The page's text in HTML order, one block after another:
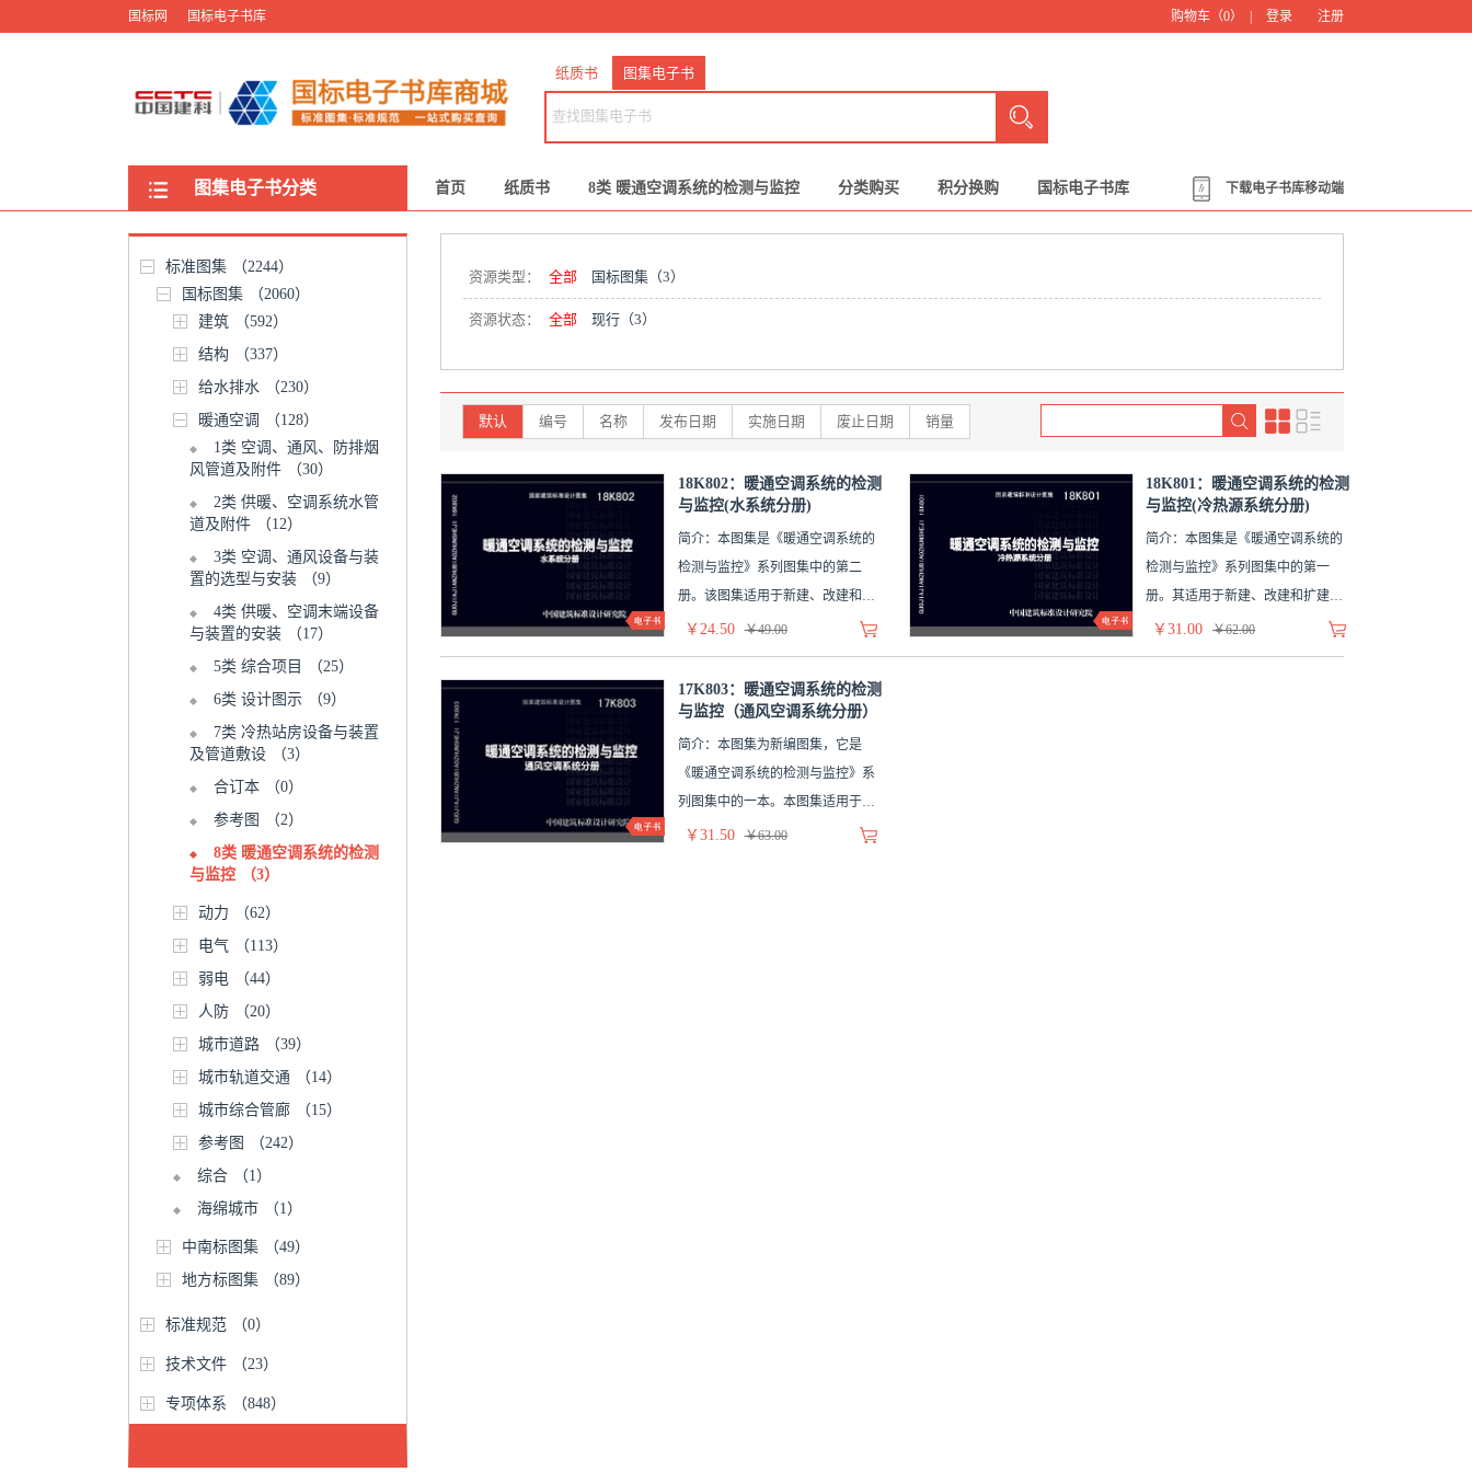
国标网 国标电子书库 购物车（0） | 登录 注册
纸质书 图集电子书
图集电子书分类 首页 纸质书 8类 暖通空调系统的检测与监控 分类购买 积分换购 国标电子书库 下载电子书库移动端
标准图集
（2244）
国标图集
（2060）
建筑
（592）
结构
（337）
给水排水
（230）
暖通空调
（128）
1类 空调、通风、防排烟
风管道及附件
（30）
2类 供暖、空调系统水管
道及附件
（12）
3类 空调、通风设备与装
置的选型与安装
（9）
4类 供暖、空调末端设备
与装置的安装
（17）
5类 综合项目
（25）
6类 设计图示
（9）
7类 冷热站房设备与装置
及管道敷设
（3）
合订本
（0）
参考图
（2）
8类 暖通空调系统的检测
与监控
（3）
动力
（62）
电气
（113）
弱电
（44）
人防
（20）
城市道路
（39）
城市轨道交通
（14）
城市综合管廊
（15）
参考图
（242）
综合
（1）
海绵城市
（1）
中南标图集
（49）
地方标图集
（89）
标准规范 （0）
技术文件 （23）
专项体系 （848）
资源类型： 全部 国标图集 （3）
资源状态： 全部 现行 （3）
默认 编号 名称 发布日期 实施日期 废止日期 销量
18K802：暖通空调系统的检测
与监控(水系统分册)
简介：本图集是《暖通空调系统的
检测与监控》系列图集中的第二
册。该图集适用于新建、改建和扩
建...
￥24.50 ￥49.00
18K801：暖通空调系统的检测
与监控(冷热源系统分册)
简介：本图集是《暖通空调系统的
检测与监控》系列图集中的第一
册。其适用于新建、改建和扩建的
民...
￥31.00 ￥62.00
17K803：暖通空调系统的检测
与监控（通风空调系统分册）
简介：本图集为新编图集，它是
《暖通空调系统的检测与监控》系
列图集中的一本。本图集适用于新
建...
￥31.50 ￥63.00